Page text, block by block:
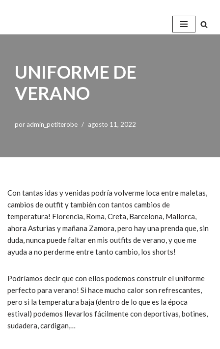
UNIFORME DE
VERANO
por admin_petiterobe agosto 11, 2022
Con tantas idas y venidas podría volverme loca entre maletas,
cambios de outfit y también con tantos cambios de
temperatura! Florencia, Roma, Creta, Barcelona, Mallorca,
ahora Asturias y mañana Zamora, pero hay una prenda que, sin
duda, nunca puede faltar en mis outfits de verano, y que me
ayuda a no perderme entre tanto cambio, los shorts!
Podríamos decir que con ellos podemos construir el uniforme
perfecto para verano! Si hace mucho calor son refrescantes,
pero si la temperatura baja (dentro de lo que es la época
estival) podemos llevarlos fácilmente con deportivas, botines,
sudadera, cardigan,…